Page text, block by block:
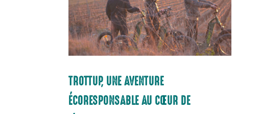
TROTTUP, UNE AVENTURE
ÉCORESPONSABLE AU CŒUR DE